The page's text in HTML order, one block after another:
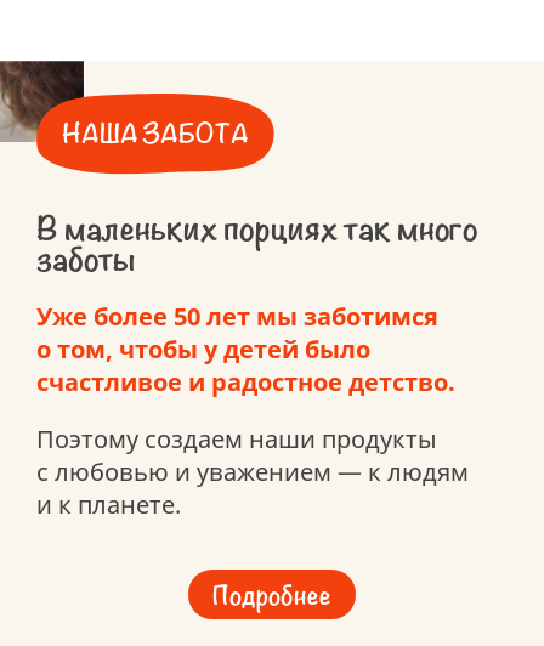
НАША ЗАБОТА
В маленьких порциях так много
заботы
Уже более 50 лет мы заботимся
о том, чтобы у детей было
счастливое и радостное детство.
Поэтому создаем наши продукты
с любовью и уважением — к людям
и к планете.
Подробнее